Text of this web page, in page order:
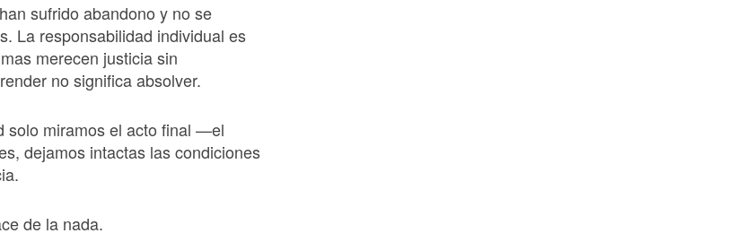
sufrido abandono y no se
La responsabilidad individual es
merecen justicia sin
no significa absolver.
solo miramos el acto final —el
dejamos intactas las condiciones
de la nada.